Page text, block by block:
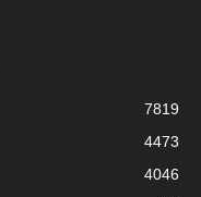
7819
4473
4046